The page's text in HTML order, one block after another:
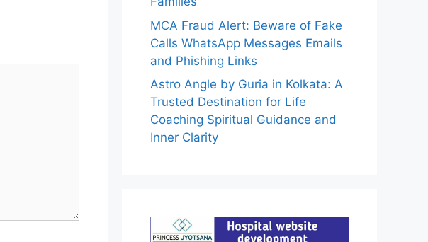
MCA Fraud Alert: Beware of Fake
Calls WhatsApp Messages Emails
and Phishing Links
Astro Angle by Guria in Kolkata: A
Trusted Destination for Life
Coaching Spiritual Guidance and
Inner Clarity